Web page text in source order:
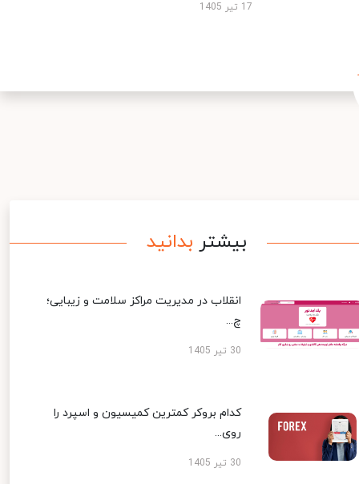
17 تیر 1405
بیشتر بدانید
انقلاب در مدیریت مراکز سلامت و زیبایی؛
چ...
30 تیر 1405
کدام بروکر کمترین کمیسیون و اسپرد را
روی...
30 تیر 1405